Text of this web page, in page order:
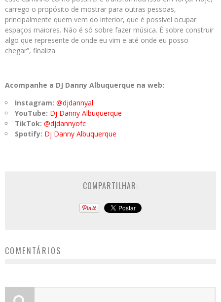
carrego o propósito de mostrar para outras pessoas,
principalmente quem vem do interior, que é possível ocupar
espaços maiores. Não é só sobre fazer música. É sobre construir
algo que represente de onde eu vim e até onde eu posso
chegar”, finaliza.
Acompanhe a DJ Danny Albuquerque na web:
Instagram: @djdannyal
YouTube: Dj Danny Albuquerque
TikTok: @djdannyofc
Spotify: Dj Danny Albuquerque
COMPARTILHAR:
COMENTÁRIOS